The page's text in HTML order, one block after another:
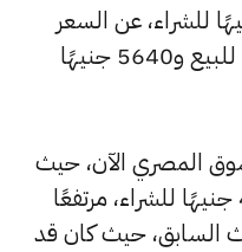
للبيع و5650 جنيهًا للشراء، عن السعر
السابق الذي كان 5700 جنيهًا للبيع و5640 جنيهًا
ارتفاعًا بالسوق المصري الآن، حيث
بلغ 4440 جنيهًا للبيع و4395 جنيهًا للشراء، مرتفعًا
السابق، حيث كان قد